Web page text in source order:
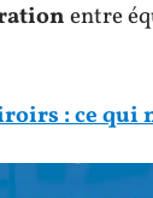
entre
: ce qui